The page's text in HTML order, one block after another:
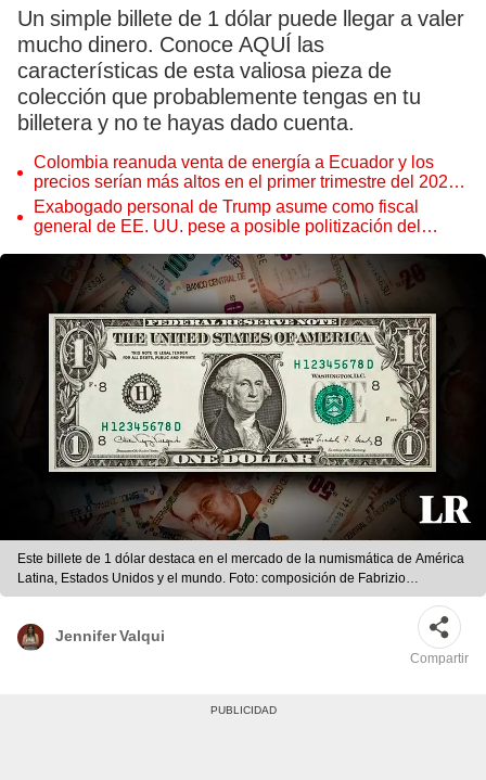
Un simple billete de 1 dólar puede llegar a valer
mucho dinero. Conoce AQUÍ las
características de esta valiosa pieza de
colección que probablemente tengas en tu
billetera y no te hayas dado cuenta.
Colombia reanuda venta de energía a Ecuador y los
precios serían más altos en el primer trimestre del 2027,
según Cenace
Exabogado personal de Trump asume como fiscal
general de EE. UU. pese a posible politización del
Este billete de 1 dólar destaca en el mercado de la numismática de América
Latina, Estados Unidos y el mundo. Foto: composición de Fabrizio
Oviedo/La República/EBay/Terra
Jennifer Valqui
Compartir